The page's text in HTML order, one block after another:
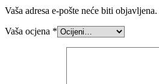
Vaša adresa e-pošte neće biti objavljena.
Vaša ocjena *